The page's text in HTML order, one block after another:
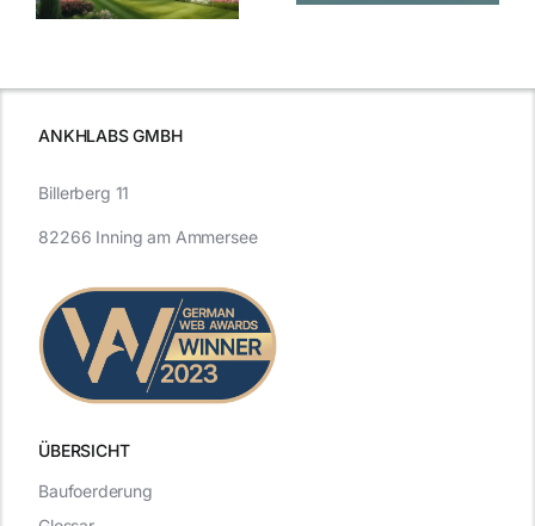
Entwicklung
ANKHLABS GMBH
ÜBERSICHT
Billerberg 11
82266 Inning am Ammersee
Baufoerderung